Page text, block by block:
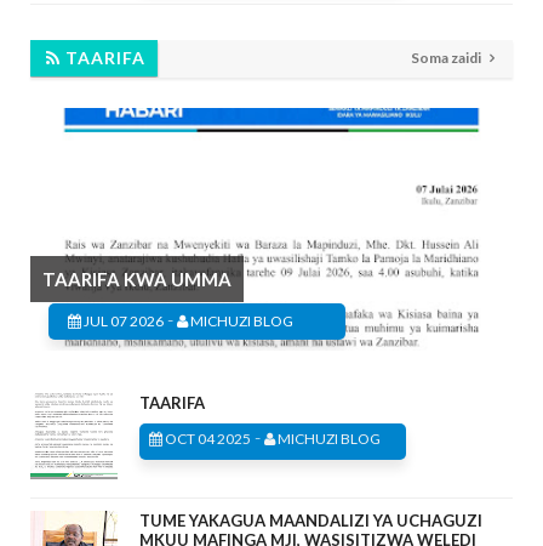
TAARIFA Soma zaidi
TAARIFA KWA UMMA
JUL 07 2026 - MICHUZI BLOG
TAARIFA
OCT 04 2025 - MICHUZI BLOG
TUME YAKAGUA MAANDALIZI YA UCHAGUZI
MKUU MAFINGA MJI, WASISITIZWA WELEDI